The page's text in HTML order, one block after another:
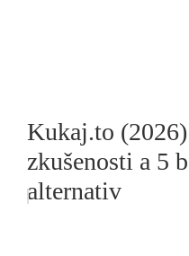
Kukaj.to
zkušenosti a 5
alternativ